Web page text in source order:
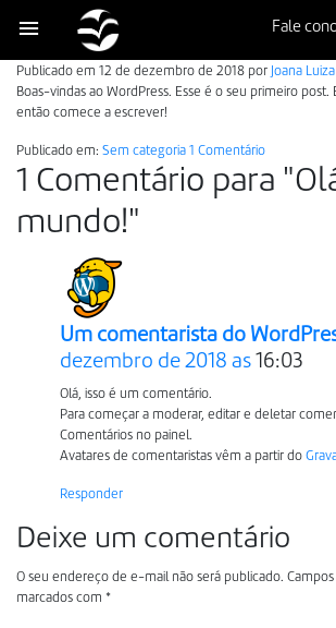
Fale
Olá, mundo!
Publicado em 12 de dezembro de 2018 por Joana
Boas-vindas ao WordPress. Esse é o seu primeiro
então comece a escrever!
Publicado em: Sem categoria 1 Comentário
1 Comentário para
mundo!"
Um comentarista do
dezembro de 2018 as 16:03
Olá, isso é um comentário.
Para começar a moderar, editar e deletar
Comentários no painel.
Avatares de comentaristas vêm a partir do
Responder
Deixe um comentário
O seu endereço de e-mail não será publicado.
marcados com *